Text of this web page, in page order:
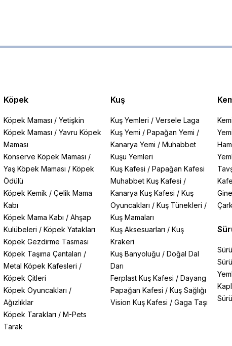
Köpek
Köpek Maması /Yetişkin
Köpek Maması /Yavru Köpek
Maması
Konserve Köpek Maması /
Yaş Köpek Maması /Köpek
Ödülü
Köpek Kemik /Çelik Mama
Kabı
Köpek Mama Kabı /Ahşap
Kulübeleri /Köpek Yatakları
Köpek Gezdirme Tasması
Köpek Taşıma Çantaları /
Metal Köpek Kafesleri /
Köpek Çitleri
Köpek Oyuncakları /
Ağızlıklar
Köpek Tarakları /M-Pets
Tarak
Kuş
Kuş Yemleri / Versele Laga
Kuş Yemi / Papağan Yemi /
Kanarya Yemi / Muhabbet
Kuşu Yemleri
Kuş Kafesi / Papağan Kafesi
Muhabbet Kuş Kafesi /
Kanarya Kuş Kafesi / Kuş
Oyuncakları / Kuş Tünekleri /
Kuş Mamaları
Kuş Aksesuarları / Kuş
Krakeri
Kuş Banyoluğu / Doğal Dal
Darı
Ferplast Kuş Kafesi / Dayang
Papağan Kafesi / Kuş Sağlığı
Vision Kuş Kafesi / Gaga Taşı
Yemi